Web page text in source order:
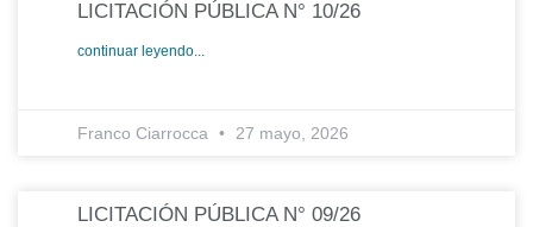
LICITACIÓN PÚBLICA N° 10/26
continuar leyendo...
Franco Ciarrocca 27 mayo, 2026
LICITACIÓN PÚBLICA N° 09/26